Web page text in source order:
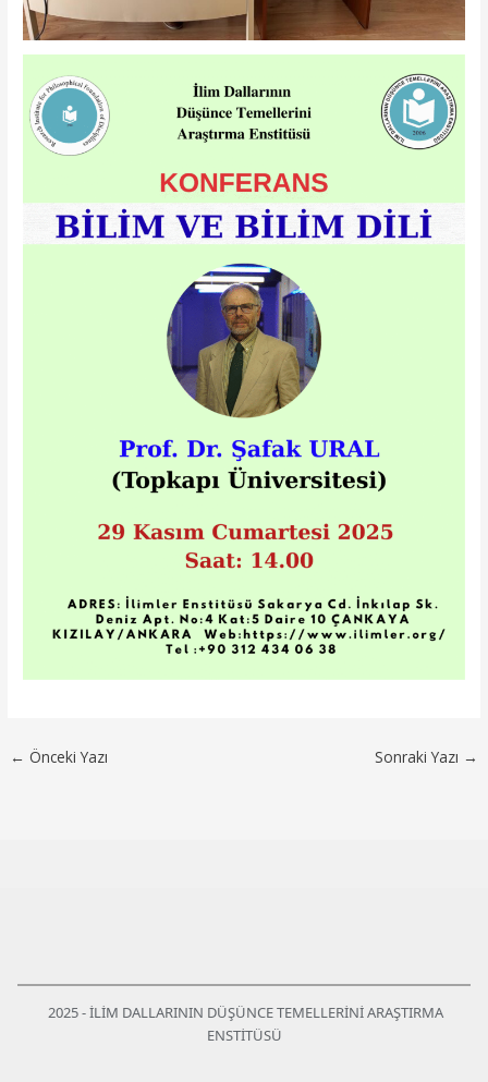
← Önceki Yazı Sonraki Yazı →
2025 - İLİM DALLARININ DÜŞÜNCE TEMELLERİNİ ARAŞTIRMA
ENSTİTÜSÜ